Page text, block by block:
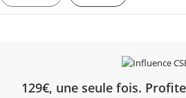
129€, une seule fois.